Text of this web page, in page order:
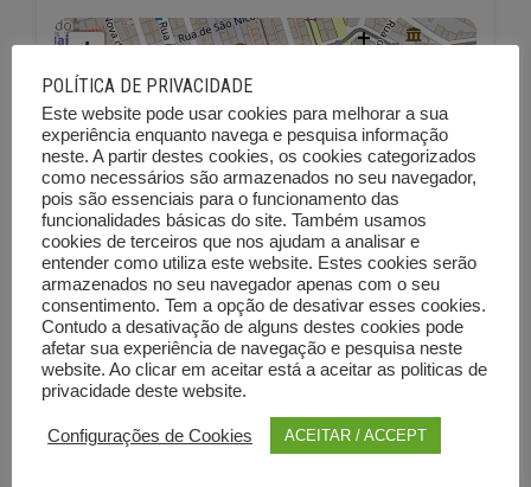
+
−
POLÍTICA DE PRIVACIDADE
Este website pode usar cookies para melhorar a sua
experiência enquanto navega e pesquisa informação
neste. A partir destes cookies, os cookies categorizados
como necessários são armazenados no seu navegador,
pois são essenciais para o funcionamento das
funcionalidades básicas do site. Também usamos
cookies de terceiros que nos ajudam a analisar e
entender como utiliza este website. Estes cookies serão
armazenados no seu navegador apenas com o seu
consentimento. Tem a opção de desativar esses cookies.
Contudo a desativação de alguns destes cookies pode
afetar sua experiência de navegação e pesquisa neste
website. Ao clicar em aceitar está a aceitar as politicas de
privacidade deste website.
Configurações de Cookies ACEITAR / ACCEPT